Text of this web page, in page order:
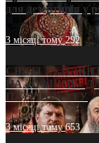
для дезертирів у
3 місяці тому292
СВЯТІ
НА «ОФШОР»
ПАТРІАРХАТУ
3 місяці тому653